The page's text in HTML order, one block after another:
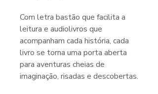
Com letra bastão que facilita a
leitura e audiolivros que
acompanham cada história, cada
livro se torna uma porta aberta
para aventuras cheias de
imaginação, risadas e descobertas.